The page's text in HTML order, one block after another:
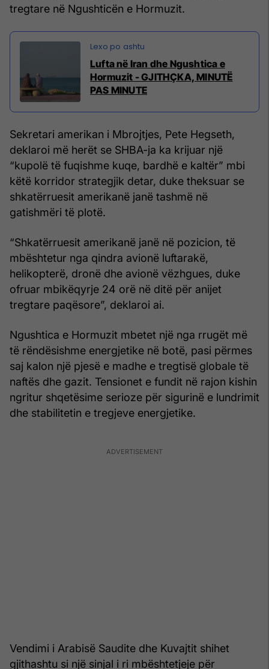
tregtare në Ngushticën e Hormuzit.
Lufta në Iran dhe Ngushtica e
Hormuzit - GJITHÇKA, MINUTË
PAS MINUTE
Sekretari amerikan i Mbrojtjes, Pete Hegseth,
deklaroi më herët se SHBA-ja ka krijuar një
“kupolë të fuqishme kuqe, bardhë e kaltër” mbi
këtë korridor strategjik detar, duke theksuar se
shkatërruesit amerikanë janë tashmë në
gatishmëri të plotë.
“Shkatërruesit amerikanë janë në pozicion, të
mbështetur nga qindra avionë luftarakë,
helikopterë, dronë dhe avionë vëzhgues, duke
ofruar mbikëqyrje 24 orë në ditë për anijet
tregtare paqësore”, deklaroi ai.
Ngushtica e Hormuzit mbetet një nga rrugët më
të rëndësishme energjetike në botë, pasi përmes
saj kalon një pjesë e madhe e tregtisë globale të
naftës dhe gazit. Tensionet e fundit në rajon kishin
ngritur shqetësime serioze për sigurinë e lundrimit
dhe stabilitetin e tregjeve energjetike.
Vendimi i Arabisë Saudite dhe Kuvajtit shihet
gjithashtu si një sinjal i ri mbështetjeje për